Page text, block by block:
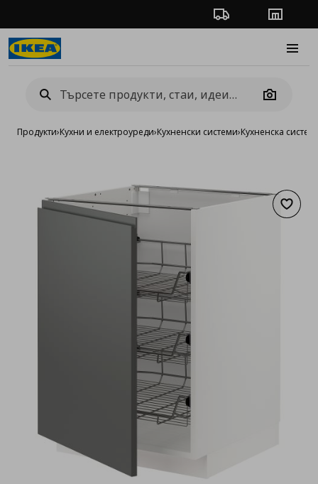
Проследяване на
Camera
Продукти›Кухни и електроуреди›Кухненски системи›Кухненска